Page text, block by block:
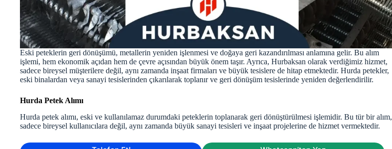
Eski peteklerin geri dönüşümü, metallerin yeniden işlenmesi ve doğaya geri kazandırılması anlamına gelir. Bu alım
işlemi, hem ekonomik açıdan hem de çevre açısından büyük önem taşır. Ayrıca, Hurbaksan olarak verdiğimiz hizmet,
sadece bireysel müşterilere değil, aynı zamanda inşaat firmaları ve büyük tesislere de hitap etmektedir. Hurda petekler,
eski binalardan veya sanayi tesislerinden çıkarılarak toplanır ve geri dönüşüm tesislerinde yeniden değerlendirilir.
Hurda Petek Alımı
Hurda petek alımı, eski ve kullanılamaz durumdaki peteklerin toplanarak geri dönüştürülmesi işlemidir. Bu tür bir alım,
sadece bireysel kullanıcılara değil, aynı zamanda büyük sanayi tesisleri ve inşaat projelerine de hizmet vermektedir.